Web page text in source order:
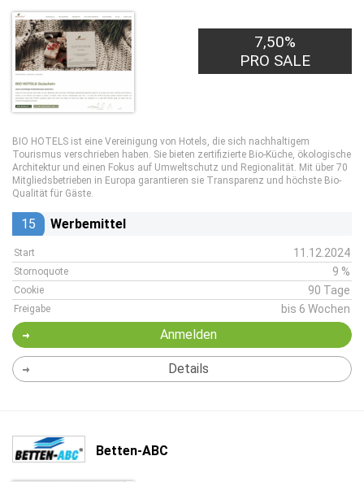
7,50%
PRO SALE
BIO HOTELS ist eine Vereinigung von Hotels, die sich nachhaltigem
Tourismus verschrieben haben. Sie bieten zertifizierte Bio-Küche, ökologische
Architektur und einen Fokus auf Umweltschutz und Regionalität. Mit über 70
Mitgliedsbetrieben in Europa garantieren sie Transparenz und höchste Bio-
Qualität für Gäste.
15 Werbemittel
Start 11.12.2024
Stornoquote 9 %
Cookie 90 Tage
Freigabe bis 6 Wochen
Anmelden
Details
Betten-ABC